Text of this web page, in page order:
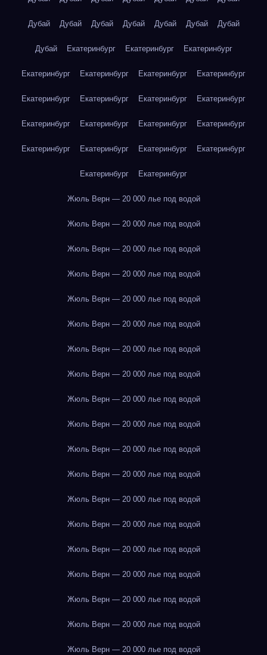
Дубай Дубай Дубай Дубай Дубай Дубай Дубай
Дубай Екатеринбург Екатеринбург Екатеринбург
Екатеринбург Екатеринбург Екатеринбург Екатеринбург
Екатеринбург Екатеринбург Екатеринбург Екатеринбург
Екатеринбург Екатеринбург Екатеринбург Екатеринбург
Екатеринбург Екатеринбург Екатеринбург Екатеринбург
Екатеринбург Екатеринбург
Жюль Верн — 20 000 лье под водой
Жюль Верн — 20 000 лье под водой
Жюль Верн — 20 000 лье под водой
Жюль Верн — 20 000 лье под водой
Жюль Верн — 20 000 лье под водой
Жюль Верн — 20 000 лье под водой
Жюль Верн — 20 000 лье под водой
Жюль Верн — 20 000 лье под водой
Жюль Верн — 20 000 лье под водой
Жюль Верн — 20 000 лье под водой
Жюль Верн — 20 000 лье под водой
Жюль Верн — 20 000 лье под водой
Жюль Верн — 20 000 лье под водой
Жюль Верн — 20 000 лье под водой
Жюль Верн — 20 000 лье под водой
Жюль Верн — 20 000 лье под водой
Жюль Верн — 20 000 лье под водой
Жюль Верн — 20 000 лье под водой
Жюль Верн — 20 000 лье под водой